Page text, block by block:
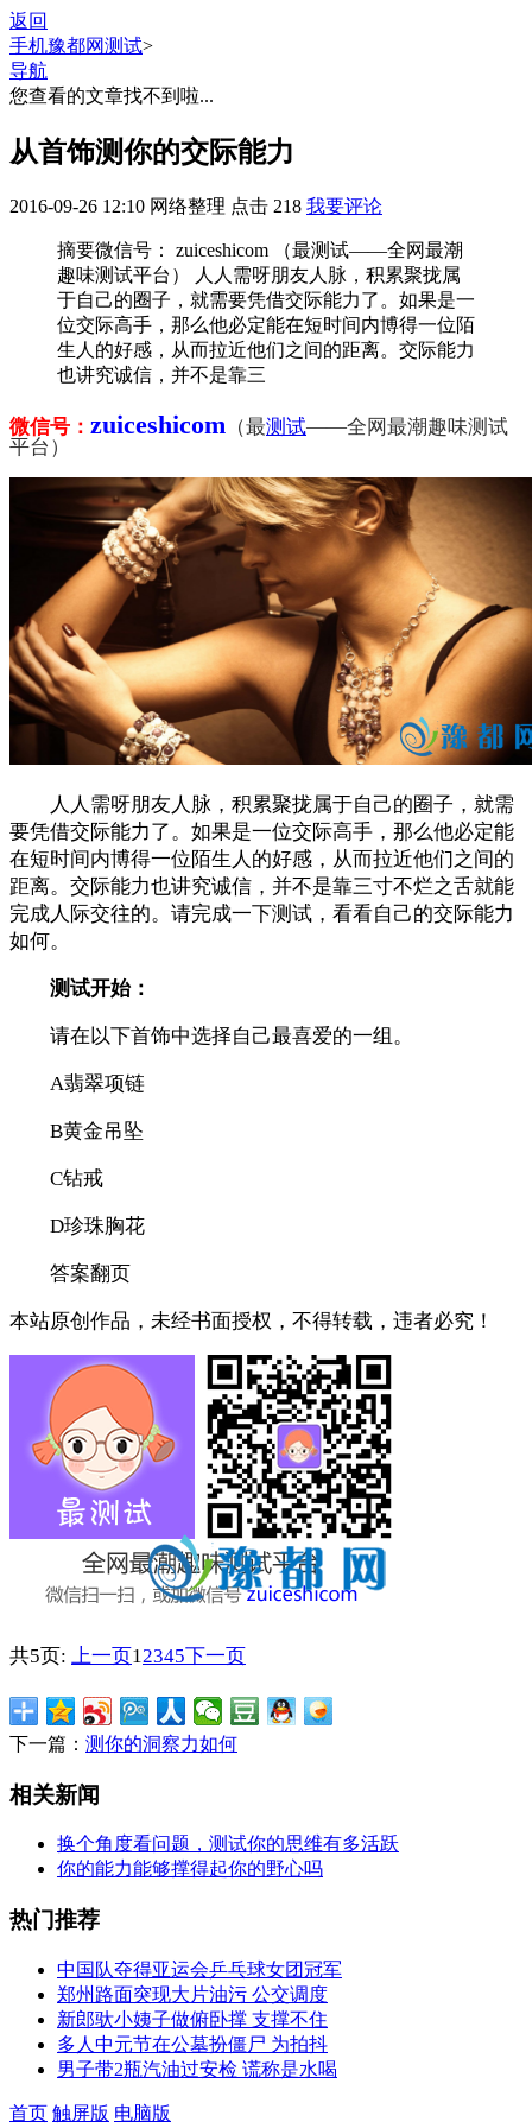
返回
手机豫都网测试>
导航
您查看的文章找不到啦...
从首饰测你的交际能力
2016-09-26 12:10 网络整理 点击 218 我要评论
摘要微信号： zuiceshicom （最测试——全网最潮
趣味测试平台） 人人需呀朋友人脉，积累聚拢属
于自己的圈子，就需要凭借交际能力了。如果是一
位交际高手，那么他必定能在短时间内博得一位陌
生人的好感，从而拉近他们之间的距离。交际能力
也讲究诚信，并不是靠三
微信号： zuiceshicom （最测试——全网最潮趣味测试
平台）
人人需呀朋友人脉，积累聚拢属于自己的圈子，就需
要凭借交际能力了。如果是一位交际高手，那么他必定能
在短时间内博得一位陌生人的好感，从而拉近他们之间的
距离。交际能力也讲究诚信，并不是靠三寸不烂之舌就能
完成人际交往的。请完成一下测试，看看自己的交际能力
如何。
测试开始：
请在以下首饰中选择自己最喜爱的一组。
A翡翠项链
B黄金吊坠
C钻戒
D珍珠胸花
答案翻页
本站原创作品，未经书面授权，不得转载，违者必究！
共5页: 上一页12345下一页
下一篇： 测你的洞察力如何
相关新闻
换个角度看问题，测试你的思维有多活跃
你的能力能够撑得起你的野心吗
热门推荐
中国队夺得亚运会乒乓球女团冠军
郑州路面突现大片油污 公交调度
新郎驮小姨子做俯卧撑 支撑不住
多人中元节在公墓扮僵尸 为拍抖
男子带2瓶汽油过安检 谎称是水喝
首页 触屏版 电脑版